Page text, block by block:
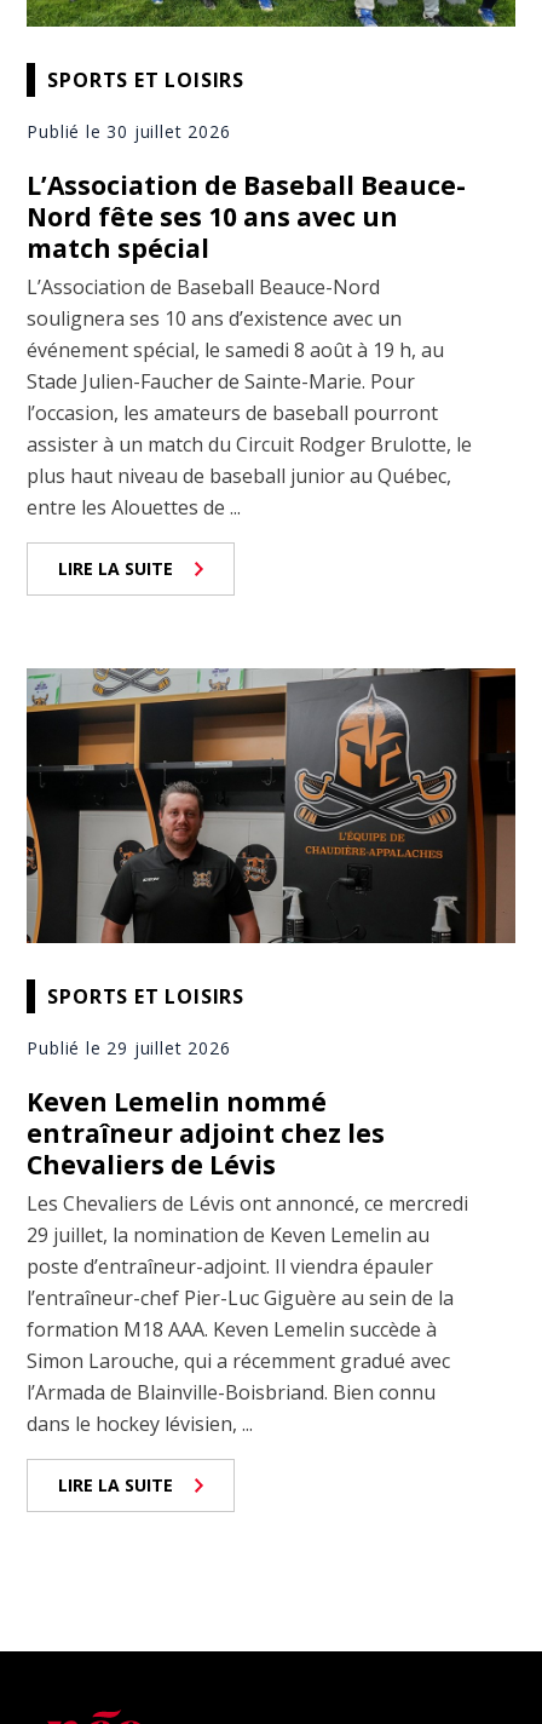
SPORTS ET LOISIRS
Publié le 30 juillet 2026
L’Association de Baseball Beauce-
Nord fête ses 10 ans avec un
match spécial
L’Association de Baseball Beauce-Nord
soulignera ses 10 ans d’existence avec un
événement spécial, le samedi 8 août à 19 h, au
Stade Julien-Faucher de Sainte-Marie. Pour
l’occasion, les amateurs de baseball pourront
assister à un match du Circuit Rodger Brulotte, le
plus haut niveau de baseball junior au Québec,
entre les Alouettes de ...
LIRE LA SUITE
SPORTS ET LOISIRS
Publié le 29 juillet 2026
Keven Lemelin nommé
entraîneur adjoint chez les
Chevaliers de Lévis
Les Chevaliers de Lévis ont annoncé, ce mercredi
29 juillet, la nomination de Keven Lemelin au
poste d’entraîneur-adjoint. Il viendra épauler
l’entraîneur-chef Pier-Luc Giguère au sein de la
formation M18 AAA. Keven Lemelin succède à
Simon Larouche, qui a récemment gradué avec
l’Armada de Blainville-Boisbriand. Bien connu
dans le hockey lévisien, ...
LIRE LA SUITE